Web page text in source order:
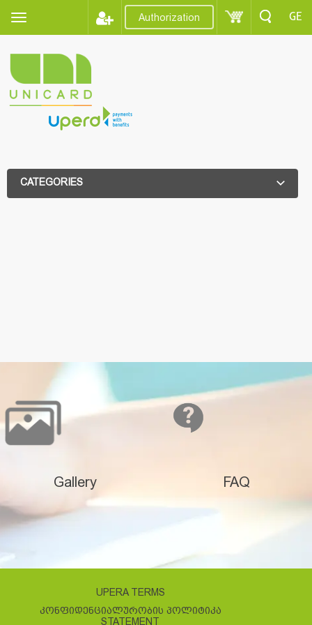
Authorization GE
CATEGORIES
Gallery FAQ
UPERA TERMS
ᲙᲝᲜᲤᲘᲓᲔᲜᲪᲘᲐᲚᲣᲠᲝᲑᲘᲡ ᲞᲝᲚᲘᲢᲘᲙᲐ
STATEMENT